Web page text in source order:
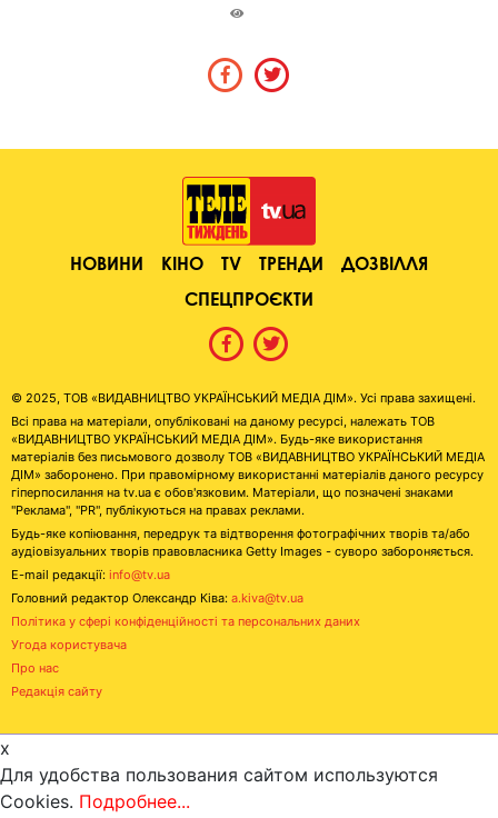
НОВИНИ КІНО TV ТРЕНДИ
ДОЗВІЛЛЯ
СПЕЦПРОЄКТИ
© 2025, ТОВ «ВИДАВНИЦТВО УКРАЇНСЬКИЙ МЕДІА ДІМ». Усі права захищені.
Всі права на матеріали, опубліковані на даному ресурсі, належать ТОВ
«ВИДАВНИЦТВО УКРАЇНСЬКИЙ МЕДІА ДІМ». Будь-яке використання
матеріалів без письмового дозволу ТОВ «ВИДАВНИЦТВО УКРАЇНСЬКИЙ МЕДІА
ДІМ» заборонено. При правомірному використанні матеріалів даного ресурсу
гіперпосилання на tv.ua є обов'язковим. Матеріали, що позначені знаками
"Реклама", "PR", публікуються на правах реклами.
Будь-яке копіювання, передрук та відтворення фотографічних творів та/або
аудіовізуальних творів правовласника Getty Images - суворо забороняється.
E-mail редакції: info@tv.ua
Головний редактор Олександр Ківа: a.kiva@tv.ua
Політика у сфері конфіденційності та персональних даних
Угода користувача
Про нас
Редакція сайту
x
Для удобства пользования сайтом используются
Cookies. Подробнее...